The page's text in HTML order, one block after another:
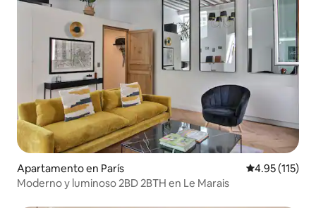
Apartamento en París Calificación
4.95 (115)
Moderno y luminoso 2BD 2BTH en Le Marais